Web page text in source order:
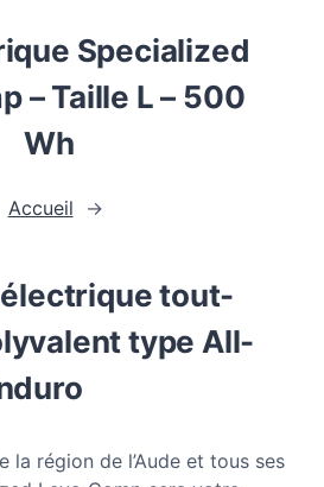
Specialized
– Taille L – 500
Wh
Accueil →
tout-
type All-
la région de l’Aude et tous ses